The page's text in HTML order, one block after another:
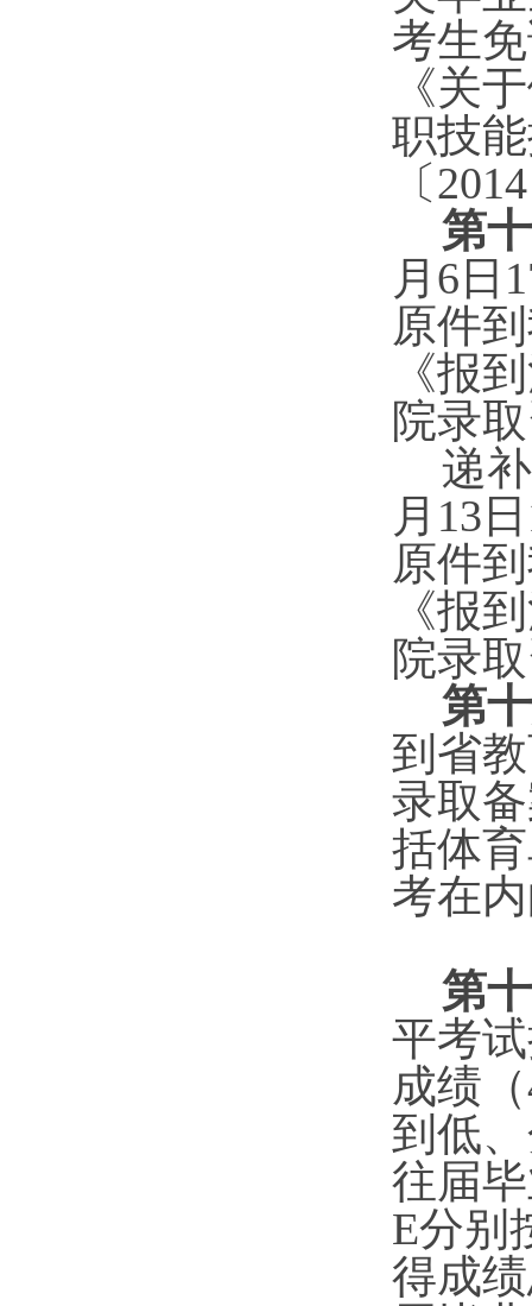
考生
《关
职技
〔
第十
月 6 日
原件
《报
院录
递
月13 日
原件
《报
院录
第
到省
录取
括体
考在
第十
平考
成绩
到低
往届
E分别
得成